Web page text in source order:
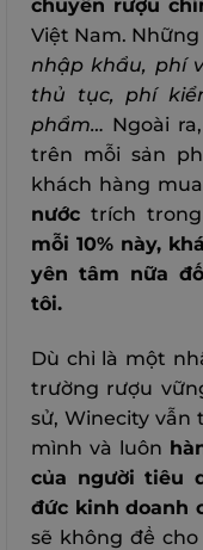
chuyển rượu
Việt Nam.
nhập khẩu, phí
thủ tục, phí
phẩm… Ngoài
trên mỗi sản
khách hàng
nước trích trong
mỗi 10% này,
yên tâm nữa
tôi.
Dù chỉ là một
trường rượu
sử, Winecity vẫn
mình và luôn
của người tiêu
đức kinh doanh
sẽ không để